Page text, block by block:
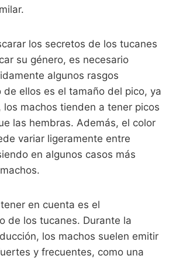
los secretos de los tucanes
su género, es necesario
algunos rasgos
de ellos es el tamaño del pico, ya
los machos tienden a tener picos
las hembras. Además, el color
variar ligeramente entre
en algunos casos más
en cuenta es el
de los tucanes. Durante la
los machos suelen emitir
y frecuentes, como una